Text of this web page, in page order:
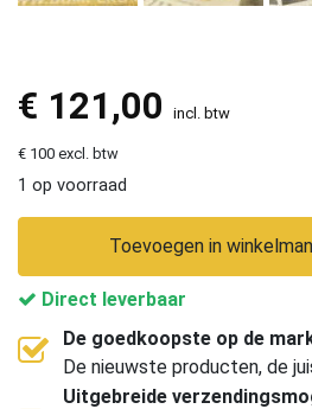
€ 121,00 incl. btw
€ 100 excl. btw
1 op voorraad
Toevoegen in
Direct leverbaar
De goedkoopste op de
De nieuwste producten, de
Uitgebreide